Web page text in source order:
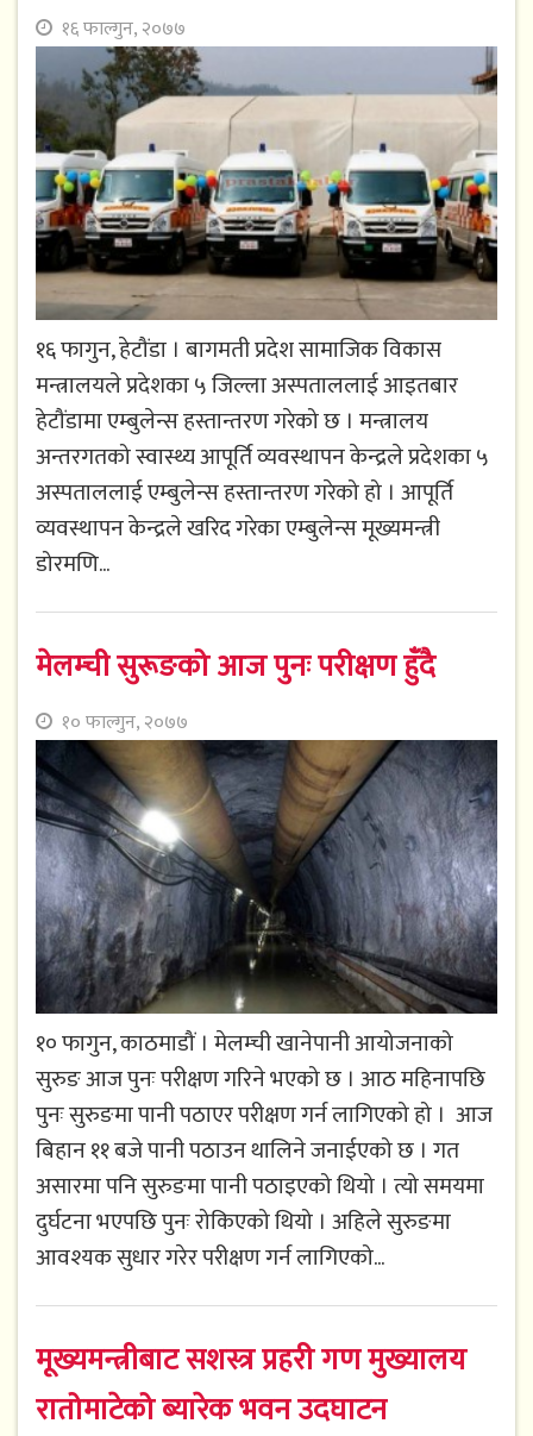
१६ फाल्गुन, २०७७
१६ फागुन, हेटौंडा । बागमती प्रदेश सामाजिक विकास
मन्त्रालयले प्रदेशका ५ जिल्ला अस्पताललाई आइतबार
हेटौंडामा एम्बुलेन्स हस्तान्तरण गरेको छ । मन्त्रालय
अन्तरगतको स्वास्थ्य आपूर्ति व्यवस्थापन केन्द्रले प्रदेशका ५
अस्पताललाई एम्बुलेन्स हस्तान्तरण गरेको हो । आपूर्ति
व्यवस्थापन केन्द्रले खरिद गरेका एम्बुलेन्स मूख्यमन्त्री
डोरमणि...
मेलम्ची सुरूङको आज पुनः परीक्षण हुँदै
१० फाल्गुन, २०७७
१० फागुन, काठमाडौं । मेलम्ची खानेपानी आयोजनाको
सुरुङ आज पुनः परीक्षण गरिने भएको छ । आठ महिनापछि
पुनः सुरुङमा पानी पठाएर परीक्षण गर्न लागिएको हो । आज
बिहान ११ बजे पानी पठाउन थालिने जनाईएको छ । गत
असारमा पनि सुरुङमा पानी पठाइएको थियो । त्यो समयमा
दुर्घटना भएपछि पुनः रोकिएको थियो । अहिले सुरुङमा
आवश्यक सुधार गरेर परीक्षण गर्न लागिएको...
मूख्यमन्त्रीबाट सशस्त्र प्रहरी गण मुख्यालय
रातोमाटेको ब्यारेक भवन उदघाटन